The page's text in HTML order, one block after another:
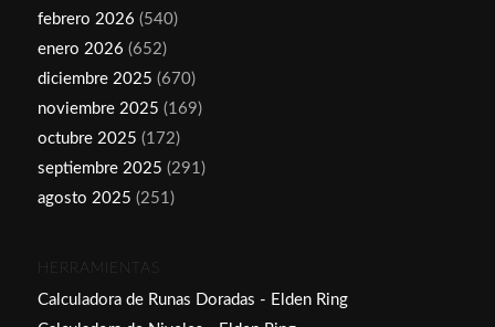
febrero 2026 (540)
enero 2026 (652)
diciembre 2025 (670)
noviembre 2025 (169)
octubre 2025 (172)
septiembre 2025 (291)
agosto 2025 (251)
HERRAMIENTAS
Calculadora de Runas Doradas - Elden Ring